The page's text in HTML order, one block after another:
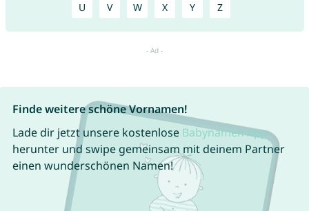
U V W X Y Z
Finde weitere schöne Vornamen!
Lade dir jetzt unsere kostenlose Babynamen App
herunter und swipe gemeinsam mit deinem Partner
einen wunderschönen Namen!